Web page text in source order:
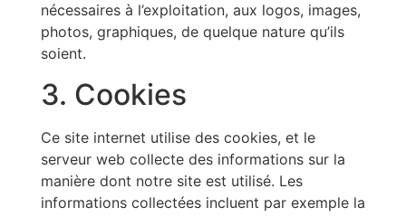
nécessaires à l’exploitation, aux logos, images,
photos, graphiques, de quelque nature qu’ils
soient.
3. Cookies
Ce site internet utilise des cookies, et le
serveur web collecte des informations sur la
manière dont notre site est utilisé. Les
informations collectées incluent par exemple la